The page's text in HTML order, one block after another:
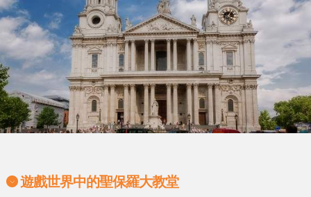
遊戲世界中的聖保羅大教堂